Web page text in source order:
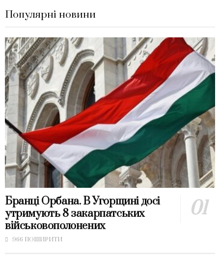
Популярні новини
Бранці Орбана. В Угорщині досі
утримують 8 закарпатських
військовополонених
966 ПОШИРИТИ